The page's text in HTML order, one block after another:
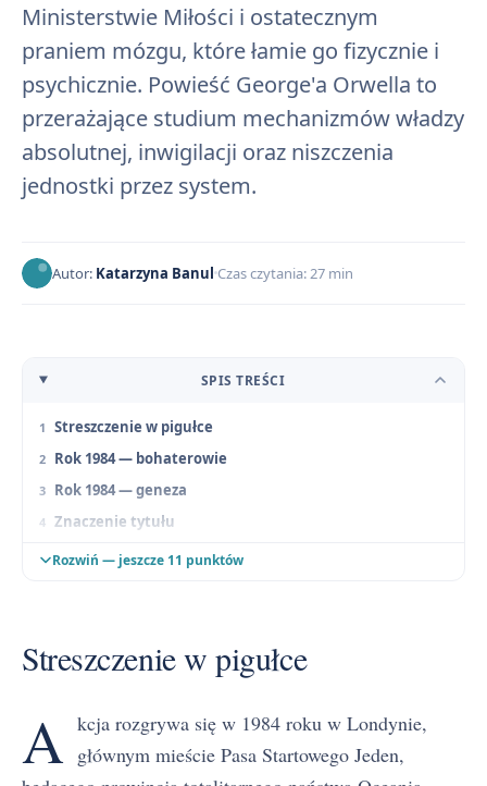
Ministerstwie Miłości i ostatecznym
praniem mózgu, które łamie go fizycznie i
psychicznie. Powieść George'a Orwella to
przerażające studium mechanizmów władzy
absolutnej, inwigilacji oraz niszczenia
jednostki przez system.
Autor: Katarzyna Banul Czas czytania: 27 min
SPIS TREŚCI
Streszczenie w pigułce
Rok 1984 — bohaterowie
Rok 1984 — geneza
Znaczenie tytułu
Rok 1984 — problematyka
Rok 1984 — kompozycja, narracja i język
Rok 1984 — jak wykorzystać na maturze
Rozwiń — jeszcze 11 punktów
Streszczenie w pigułce
A kcja rozgrywa się w 1984 roku w Londynie,
głównym mieście Pasa Startowego Jeden,